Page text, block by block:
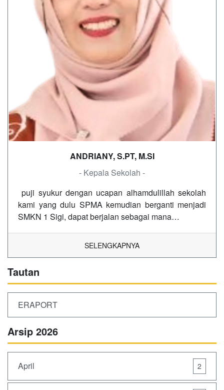
ANDRIANY, S.PT, M.SI
- Kepala Sekolah -
puji syukur dengan ucapan alhamdulillah sekolah
kami yang dulu SPMA kemudian berganti menjadi
SMKN 1 Sigi, dapat berjalan sebagai mana…
SELENGKAPNYA
Tautan
ERAPORT
Arsip 2026
April 2